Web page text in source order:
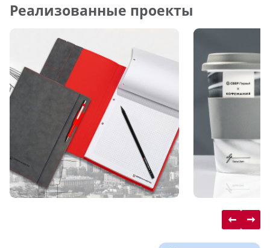
Реализованные проекты